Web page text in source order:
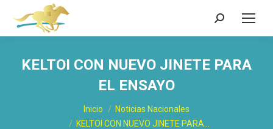
Buscar:
KELTOI CON NUEVO JINETE PARA
EL ENSAYO
Inicio
Noticias Nacionales
KELTOI CON NUEVO JINETE PARA…